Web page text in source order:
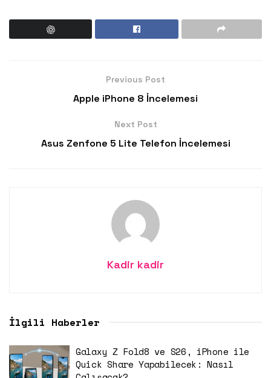
Previous Post
Apple iPhone 8 İncelemesi
Next Post
Asus Zenfone 5 Lite Telefon İncelemesi
Kadir kadir
İlgili Haberler
Galaxy Z Fold8 ve S26, iPhone ile
Quick Share Yapabilecek: Nasıl